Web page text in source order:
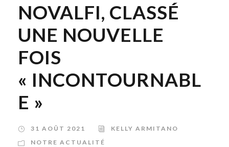
NOVALFI, CLASSÉ
UNE NOUVELLE
FOIS
« INCONTOURNABL
E »
31 AOÛT 2021
KELLY ARMITANO
NOTRE ACTUALITÉ